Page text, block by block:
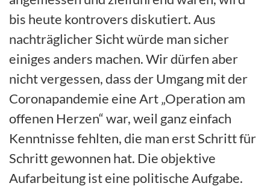
bis heute kontrovers diskutiert. Aus
nachträglicher Sicht würde man sicher
einiges anders machen. Wir dürfen aber
nicht vergessen, dass der Umgang mit der
Coronapandemie eine Art „Operation am
offenen Herzen“ war, weil ganz einfach
Kenntnisse fehlten, die man erst Schritt für
Schritt gewonnen hat. Die objektive
Aufarbeitung ist eine politische Aufgabe.